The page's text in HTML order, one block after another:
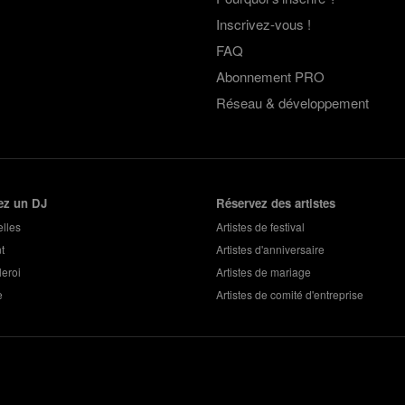
Inscrivez-vous !
FAQ
Abonnement PRO
Réseau & développement
un DJ Réservez des artistes
Artistes de festival
Artistes d'anniversaire
Artistes de mariage
Artistes de comité d'entreprise